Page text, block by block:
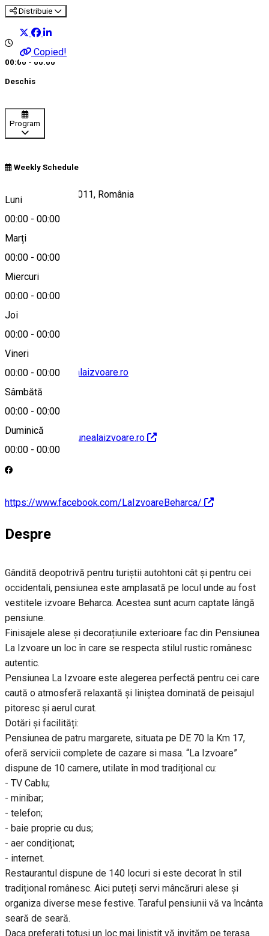
Distribuie
Copied!
00:00 - 00:00
Deschis
Program
Weekly Schedule
Luni
00:00 - 00:00
Marți
00:00 - 00:00
Miercuri
00:00 - 00:00
Joi
00:00 - 00:00
Vineri
00:00 - 00:00
Sâmbătă
00:00 - 00:00
Duminică
00:00 - 00:00
E79, Beharca 207011, România
Hartă
office@pensiunealaizvoare.ro
http://www.pensiunealaizvoare.ro
https://www.facebook.com/LaIzvoareBeharca/
Despre
Gândită deopotrivă pentru turiștii autohtoni cât și pentru cei
occidentali, pensiunea este amplasată pe locul unde au fost
vestitele izvoare Beharca. Acestea sunt acum captate lângă
pensiune.
Finisajele alese și decorațiunile exterioare fac din Pensiunea
La Izvoare un loc în care se respecta stilul rustic românesc
autentic.
Pensiunea La Izvoare este alegerea perfectă pentru cei care
caută o atmosferă relaxantă și liniștea dominată de peisajul
pitoresc și aerul curat.
Dotări și facilități:
Pensiunea de patru margarete, situata pe DE 70 la Km 17,
oferă servicii complete de cazare si masa. “La Izvoare”
dispune de 10 camere, utilate în mod tradițional cu:
- TV Cablu;
- minibar;
- telefon;
- baie proprie cu dus;
- aer condiționat;
- internet.
Restaurantul dispune de 140 locuri si este decorat în stil
tradițional românesc. Aici puteți servi mâncăruri alese și
organiza diverse mese festive. Taraful pensiunii vă va încânta
seară de seară.
Daca preferați totuși un loc mai liniștit vă invităm pe terasa